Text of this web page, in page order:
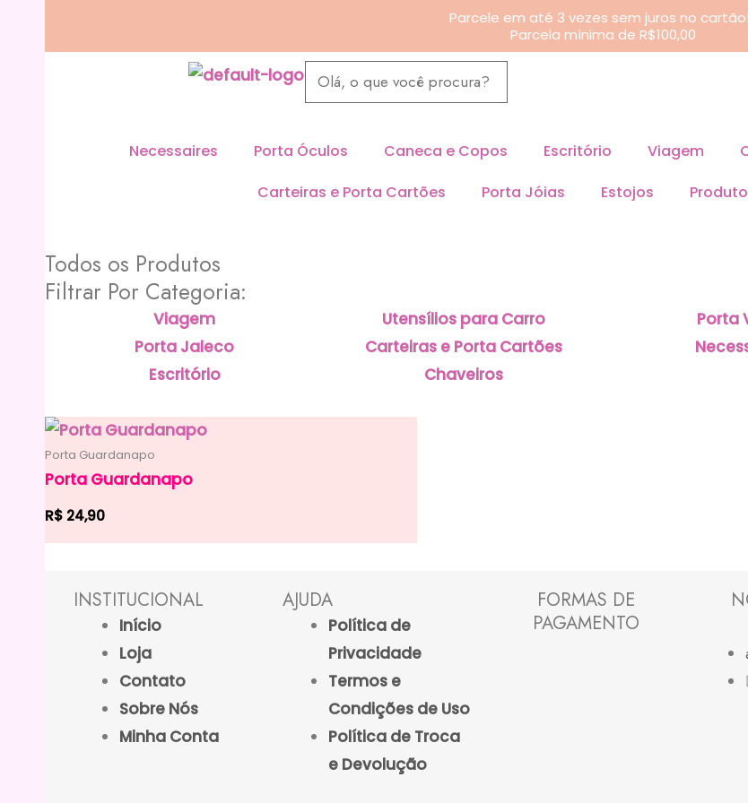
Parcele em até 3 vezes sem juros no
Parcela mínima de R$100,00
Pesquisar
produtos
Necessaires Porta Óculos Caneca e Copos Escritório Viagem
Carteiras e Porta Cartões
Porta Jóias Estojos
Todos os Produtos
Filtrar Por Categoria:
Viagem Utensílios para Carro Porta
Porta Jaleco
Carteiras e Porta Cartões
Escritório
Chaveiros
Porta Guardanapo
Porta Guardanapo
R$ 24,90
INSTITUCIONAL
Início
Loja
Contato
Sobre Nós
Minha Conta
AJUDA
Política de
Privacidade
Termos e
Condições de Uso
Política de Troca
e Devolução
FORMAS DE
PAGAMENTO